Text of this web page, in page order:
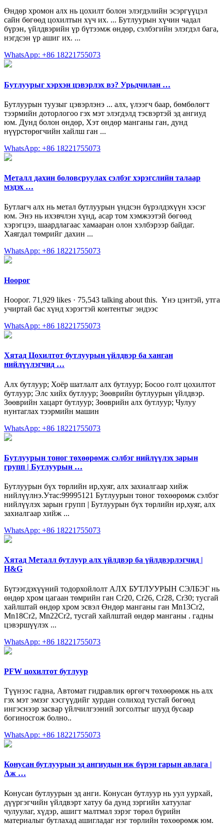
Өндөр хромон алх нь цохилт болон элэгдэлийн эсэргүүцэл
сайн бөгөөд цохилтын хүч их. ... Бутлуурын хүчин чадал
бүрэн, үйлдвэрийн үр бүтээмж өндөр, сэлбэгийн элэгдэл бага,
нэгдсэн үр ашиг их. ...
WhatsApp: +86 18221755073
Бутлуурыг хэрхэн цэвэрлэх вэ? Урьдчилан …
Бутлуурын туузыг цэвэрлэнэ ... алх, үлээгч баар, бөмбөлөгт
тээрмийн доторлогоо гэх мэт элэгдэлд тэсвэртэй эд ангиуд
юм. Дунд болон өндөр, Хэт өндөр манганы ган, дунд
нүүрстөрөгчийн хайлш ган ...
WhatsApp: +86 18221755073
Металл дахин боловсруулах сэлбэг хэрэгслийн талаар
мэдэх …
Бутлагч алх нь метал бутлуурын үндсэн бүрэлдэхүүн хэсэг
юм. Энэ нь ихэвчлэн хүнд, асар том хэмжээтэй бөгөөд
хэрэгцээ, шаардлагаас хамааран олон хэлбэрээр байдаг.
Хаягдал төмрийг дахин ...
WhatsApp: +86 18221755073
Ноорог
Ноорог. 71,929 likes · 75,543 talking about this. ️ Үнэ цэнтэй, утга
учиртай бас хүнд хэрэгтэй контентыг эндээс
WhatsApp: +86 18221755073
Хятад Цохилтот бутлуурын үйлдвэр ба ханган
нийлүүлэгчид …
Алх бутлуур; Хоёр шатлалт алх бутлуур; Босоо голт цохилтот
бутлуур; Элс хийх бутлуур; Зөөврийн бутлуурын үйлдвэр.
Зөөврийн хацарт бутлуур; Зөөврийн алх бутлуур; Чулуу
нунтаглах тээрмийн машин
WhatsApp: +86 18221755073
Бутлуурын тоног төхөөрөмж сэлбэг нийлүүлэх зарын
групп | Бутлуурын …
Бутлуурын бүх төрлийн ир,хуяг, алх захиалгаар хийж
нийлүүлнэ.Утас:99995121 Бутлуурын тоног төхөөрөмж сэлбэг
нийлүүлэх зарын групп | Бутлуурын бүх төрлийн ир,хуяг, алх
захиалгаар хийж ...
WhatsApp: +86 18221755073
Хятад Металл бутлуур алх үйлдвэр ба үйлдвэрлэгчид |
H&G
Бүтээгдэхүүний тодорхойлолт АЛХ БУТЛУУРЫН СЭЛБЭГ нь
өндөр хром цагаан төмрийн ган Cr20, Cr26, Cr28, Cr30; тусгай
хайлштай өндөр хром эсвэл Өндөр манганы ган Mn13Cr2,
Mn18Cr2, Mn22Cr2, тусгай хайлштай өндөр манганы . гадны
цэвэршүүлэх ...
WhatsApp: +86 18221755073
PFW цохилтот бутлуур
Түүнээс гадна, Автомат гидравлик өргөгч төхөөрөмж нь алх
гэх мэт эмзэг хэсгүүдийг хурдан солиход тустай бөгөөд
ингэснээр засвар үйлчилгээний зогсолтыг шууд бусаар
богиносгож болно..
WhatsApp: +86 18221755073
Конусан бутлуурын эд ангиудын иж бүрэн гарын авлага |
Аж …
Конусан бутлуурын эд анги. Конусан бутлуур нь уул уурхай,
дүүргэгчийн үйлдвэрт хатуу ба дунд зэргийн хатуулаг
чулуулаг, хүдэр, ашигт малтмал зэрэг төрөл бүрийн
материалыг бутлахад ашигладаг нэг төрлийн төхөөрөмж юм.